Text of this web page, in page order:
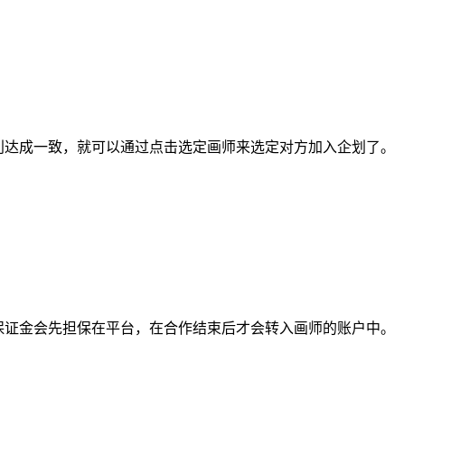
一致，就可以通过点击选定画师来选定对方加入企划了。
会先担保在平台，在合作结束后才会转入画师的账户中。